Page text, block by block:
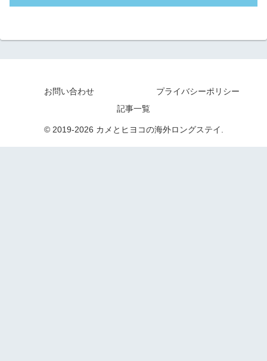
お問い合わせ
プライバシーポリシー
記事一覧
© 2019-2026 カメとヒヨコの海外ロングステイ.